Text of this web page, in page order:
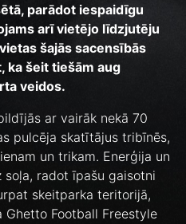
parādot iespaidīgu
arī vietējo līdzjutēju
šajās sacensībās
ka šeit tiešām aug
veidos.
ar vairāk nekā 70
pulcēja skatītājus tribīnēs,
un trikam. Enerģija un
radot īpašu gaisotni
skeitparka teritorijā,
Ghetto Football Freestyle